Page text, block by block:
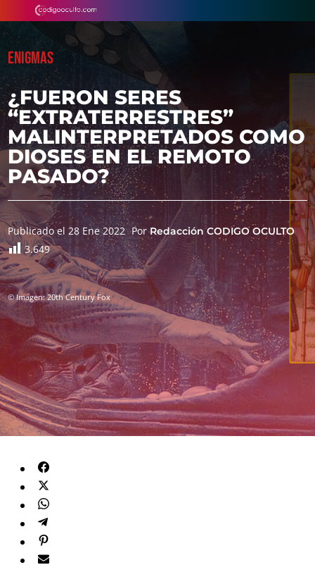
ENIGMAS
¿FUERON SERES
“EXTRATERRESTRES”
MALINTERPRETADOS COMO
DIOSES EN EL REMOTO
PASADO?
Publicado el 28 Ene 2022 PorRedacción CODIGO OCULTO
3.649
© Imagen: 20th Century Fox